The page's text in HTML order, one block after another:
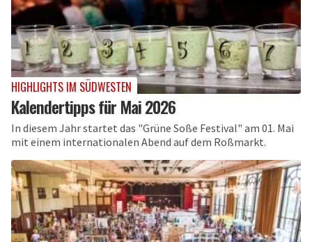
HIGHLIGHTS IM SÜDWESTEN
Kalendertipps für Mai 2026
In diesem Jahr startet das "Grüne Soße Festival" am 01. Mai
mit einem internationalen Abend auf dem Roßmarkt.